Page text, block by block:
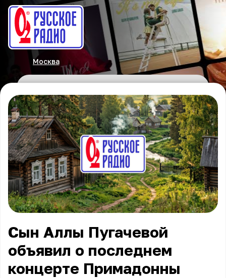
Москва
Сын Аллы Пугачевой
объявил о последнем
концерте Примадонны